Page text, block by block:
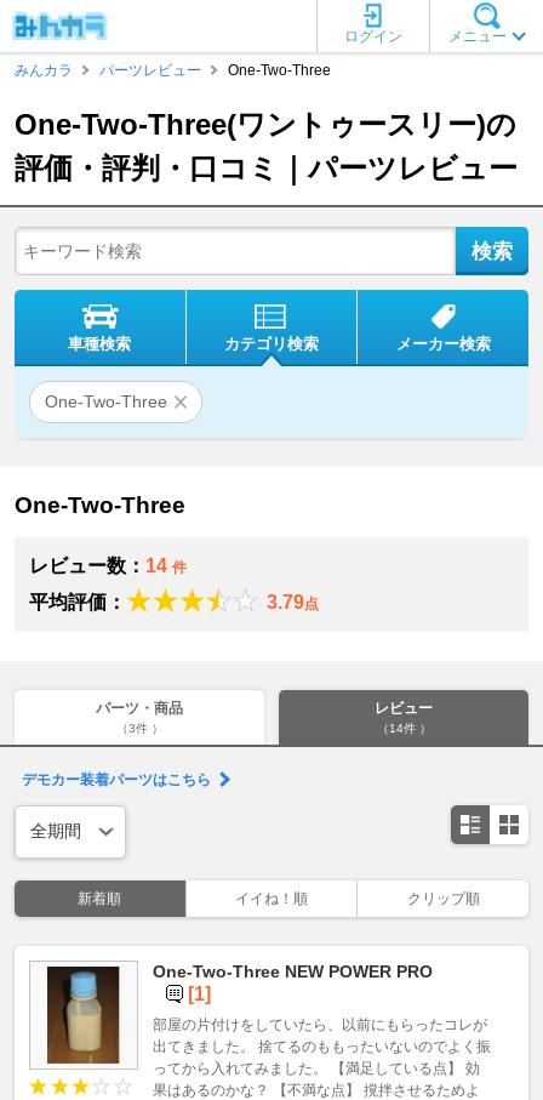
メニュー
ログイン
みんカラ
パーツレビュー One-Two-Three
One-Two-Three(ワントゥースリー)の
評価・評判・口コミ｜パーツレビュー
車種検索 カテゴリ検索 メーカー検索
One-Two-Three
One-Two-Three
レビュー数： 14 件
平均評価： 3.79点
パーツ・商品
（3件 ）
レビュー
（14件 ）
デモカー装着パーツはこちら
新着順 イイね！順 クリップ順
One-Two-Three NEW POWER PRO
[1]
部屋の片付けをしていたら、以前にもらったコレが
出てきました。 捨てるのももったいないのでよく振
ってから入れてみました。 【満足している点】 効
果はあるのかな？ 【不満な点】 撹拌させるためよ